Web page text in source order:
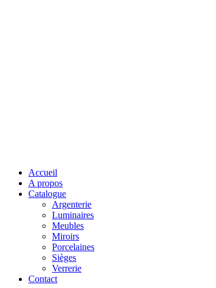
Accueil
A propos
Catalogue
Argenterie
Luminaires
Meubles
Miroirs
Porcelaines
Sièges
Verrerie
Contact